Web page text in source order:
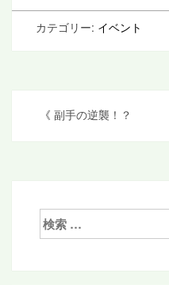
カテゴリー: イベント
《 副手の逆襲！？
検
索: